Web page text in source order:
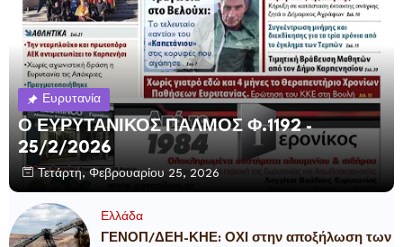
Ευρυτανία
Ο ΕΥΡΥΤΑΝΙΚΟΣ ΠΑΛΜΟΣ Φ.1192 -
25/2/2026
Τετάρτη, Φεβρουαρίου 25, 2026
Ελλάδα
ΓΕΝΟΠ/ΔΕΗ-ΚΗΕ: ΟΧΙ στην αποξήλωση των